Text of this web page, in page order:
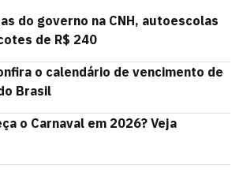
do governo na CNH, autoescolas
de R$ 240
o calendário de vencimento de
Brasil
o Carnaval em 2026? Veja